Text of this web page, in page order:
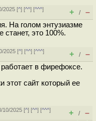
2025 [^] [^^] [^^^]
+ / –
На голом энтузиазме
станет, это 100%.
2025 [^] [^^] [^^^]
+ / –
работает в фирефоксе.
этот сайт который ее
10/2025 [^] [^^] [^^^]
+ / –